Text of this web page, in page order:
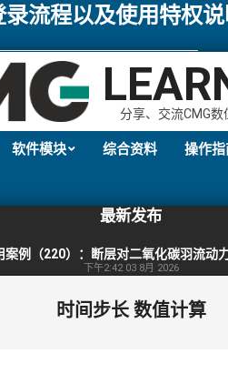
流程以及使用特权说
分享、交流CMG
Menu
软件模块 综合资料 操作指
最新发布
案例（220）：断层对二氧化碳羽流动
下午2:42 03 8月 2026
时间步长 数值计算